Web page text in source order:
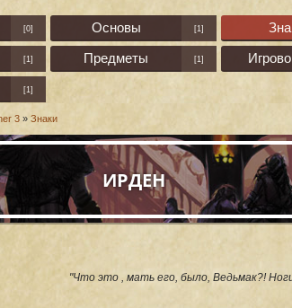
[0] Основы [1]
[1] Предметы [1]
[1]
3 » Знаки
ИРДЕН
"Что это , мать его, было, Ведьмак?! Ноги